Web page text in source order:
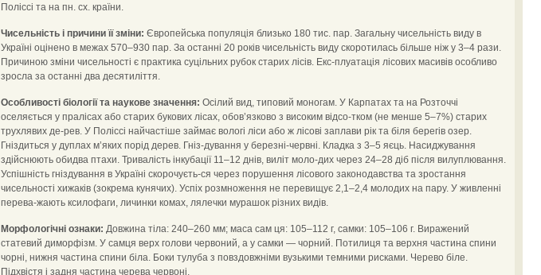
Поліссі та на пн. сх. країни.
Чисельність і причини її зміни: Європейська популяція близько 180 тис. пар. Загальну чисельність виду в
Україні оцінено в межах 570–930 пар. За останні 20 років чисельність виду скоротилась більше ніж у 3–4 рази.
Причиною зміни чисельності є практика суцільних рубок старих лісів. Екс-плуатація лісових масивів особливо
зросла за останні два десятиліття.
Особливості біології та наукове значення: Осілий вид, типовий моногам. У Карпатах та на Розточчі
оселяється у пралісах або старих букових лісах, обов’язково з високим відсо-тком (не менше 5–7%) старих
трухлявих де-рев. У Поліссі найчастіше займає вологі ліси або ж лісові заплави рік та біля берегів озер.
Гніздиться у дуплах м’яких порід дерев. Гніз-дування у березні-червні. Кладка з 3–5 яєць. Насиджування
здійснюють обидва птахи. Тривалість інкубації 11–12 днів, виліт моло-дих через 24–28 діб після вилуплювання.
Успішність гніздування в Україні скорочуєть-ся через порушення лісового законодавства та зростання
чисельності хижаків (зокрема кунячих). Успіх розмноження не перевищує 2,1–2,4 молодих на пару. У живленні
перева-жають ксилофаги, личинки комах, лялечки мурашок різних видів.
Морфологічні ознаки: Довжина тіла: 240–260 мм; маса сам ця: 105–112 г, самки: 105–106 г. Виражений
статевий диморфізм. У самця верх голови червоний, а у самки — чорний. Потилиця та верхня частина спини
чорні, нижня частина спини біла. Боки тулуба з повздовжніми вузькими темними рисками. Черево біле.
Підхвістя і задня частина черева червоні.